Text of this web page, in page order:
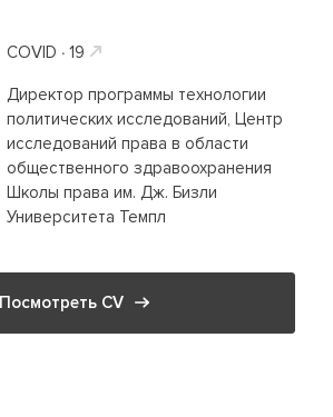
COVID ∙ 19
Директор программы технологии
политических исследований, Центр
исследований права в области
общественного здравоохранения
Школы права им. Дж. Бизли
Университета Темпл
Посмотреть CV